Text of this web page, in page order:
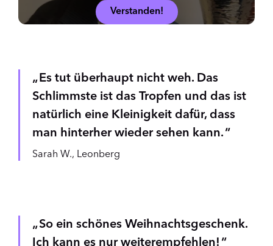
Verstanden!
Es tut überhaupt nicht weh. Das
Schlimmste ist das Tropfen und das ist
natürlich eine Kleinigkeit dafür, dass
man hinterher wieder sehen kann.
Sarah W., Leonberg
So ein schönes Weihnachtsgeschenk.
Ich kann es nur weiterempfehlen!